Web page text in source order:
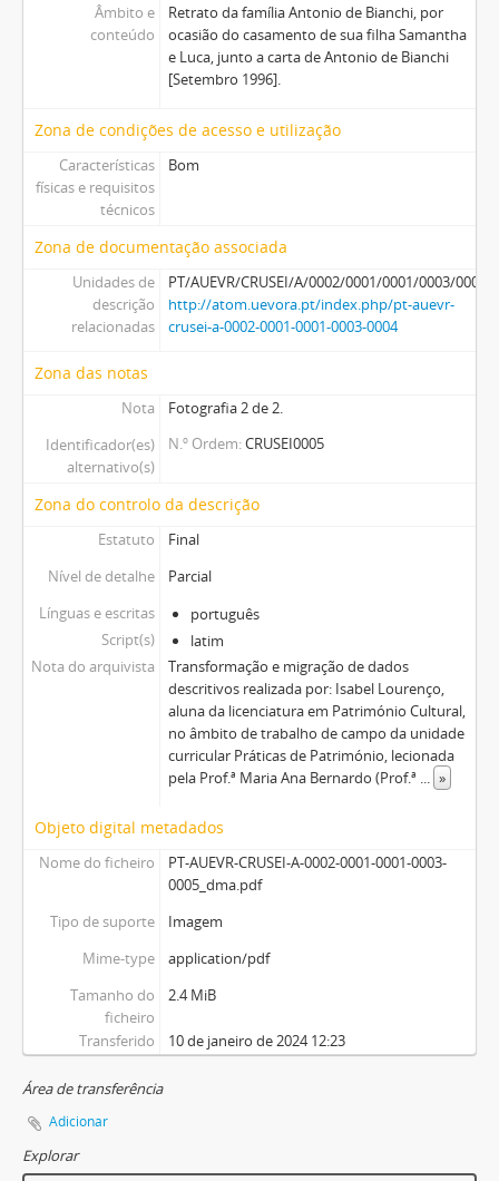
Âmbito e
conteúdo
Retrato da família Antonio de Bianchi, por
ocasião do casamento de sua filha Samantha
e Luca, junto a carta de Antonio de Bianchi
[Setembro 1996].
Zona de condições de acesso e utilização
Características
físicas e requisitos
técnicos
Bom
Zona de documentação associada
Unidades de
descrição
relacionadas
PT/AUEVR/CRUSEI/A/0002/0001/0001/0003/0004
http://atom.uevora.pt/index.php/pt-auevr-
crusei-a-0002-0001-0001-0003-0004
Zona das notas
Nota
Fotografia 2 de 2.
Identificador(es)
alternativo(s)
N.º Ordem CRUSEI0005
Zona do controlo da descrição
Estatuto
Final
Nível de detalhe
Parcial
Línguas e escritas
português
Script(s)
latim
Nota do arquivista
Transformação e migração de dados
descritivos realizada por: Isabel Lourenço,
aluna da licenciatura em Património Cultural,
no âmbito de trabalho de campo da unidade
curricular Práticas de Património, lecionada
pela Prof.ª Maria Ana Bernardo (Prof.ª ... »
Objeto digital metadados
Nome do ficheiro
PT-AUEVR-CRUSEI-A-0002-0001-0001-0003-
0005_dma.pdf
Tipo de suporte
Imagem
Mime-type
application/pdf
Tamanho do
ficheiro
2.4 MiB
Transferido 10 de janeiro de 2024 12:23
Área de transferência
Adicionar
Explorar